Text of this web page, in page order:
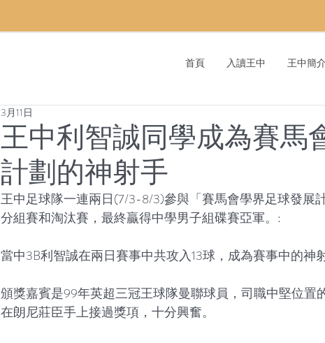
首頁 入讀王中 王中簡介
王中利智誠同學成為賽馬
計劃的神射手
3月11日
王中足球隊一連兩日(7/3-8/3)參與「賽馬會學界足球發展
分組賽和淘汰賽，最終贏得中學男子組碟賽亞軍。:
當中3B利智誠在兩日賽事中共攻入13球，成為賽事中的神
頒獎嘉賓是99年英超三冠王球隊曼聯球員，司職中堅位置
在朗尼莊臣手上接過獎項，十分興奮。